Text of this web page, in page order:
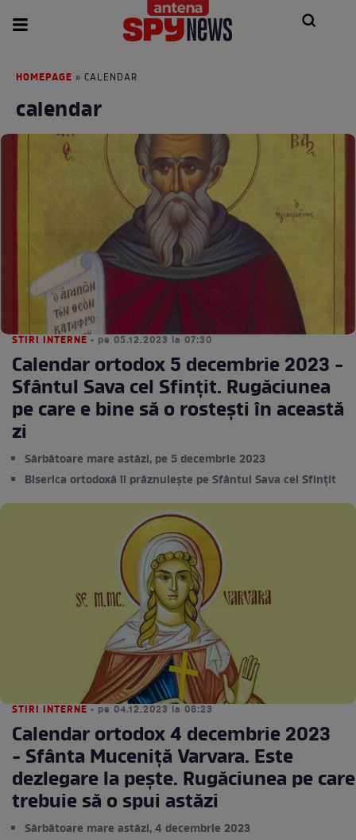
HOMEPAGE » CALENDAR
calendar
STIRI INTERNE • pe 05.12.2023 la 07:30
Calendar ortodox 5 decembrie 2023 -
Sfântul Sava cel Sfințit. Rugăciunea
pe care e bine să o rostești în această
zi
Sărbătoare mare astăzi, pe 5 decembrie 2023
Biserica ortodoxă îl prăznuiește pe Sfântul Sava cel Sfințit
STIRI INTERNE • pe 04.12.2023 la 08:23
Calendar ortodox 4 decembrie 2023
- Sfânta Muceniță Varvara. Este
dezlegare la pește. Rugăciunea pe care
trebuie să o spui astăzi
Sărbătoare mare astăzi, 4 decembrie 2023